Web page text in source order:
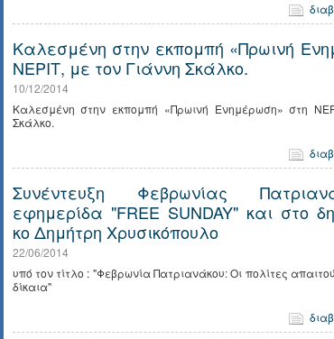
Καλεσμένη στην εκπομπή «Πρωινή
ΝΕΡΙΤ, με τον Γιάννη Σκάλκο.
10/12/2014
Καλεσμένη στην εκπομπή «Πρωινή Ενημέρωση» στη
Σκάλκο.
Συνέντευξη Φεβρωνίας
εφημερίδα "FREE SUNDAY" και στο
κο Δημήτρη Χρυσικόπουλο
22/06/2014
υπό τον τίτλο : "Φεβρωνία Πατριανάκου: Οι πολίτες
δίκαια"